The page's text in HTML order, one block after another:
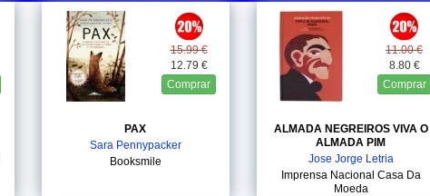
15.99 €
12.79 €
Comprar
PAX
Sara Pennypacker
Booksmile
11.00 €
8.80 €
Comprar
ALMADA NEGREIROS VIVA O
ALMADA PIM
Jose Jorge Letria
Imprensa Nacional Casa Da
Moeda